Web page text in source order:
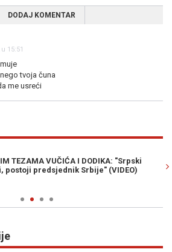
DODAJ KOMENTAR
15:51
tvoja čuna
me usreći
TEZAMA VUČIĆA I DODIKA: "Srpski
predsjednik Srbije" (VIDEO)